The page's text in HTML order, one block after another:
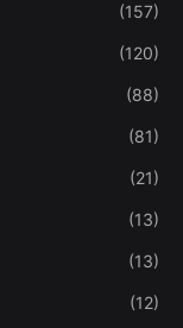
(157)
(120)
(88)
(81)
(21)
(13)
(13)
(12)